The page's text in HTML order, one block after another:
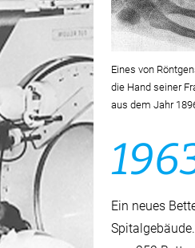
Eines von
die Hand seiner
aus dem Jahr
Ein neues